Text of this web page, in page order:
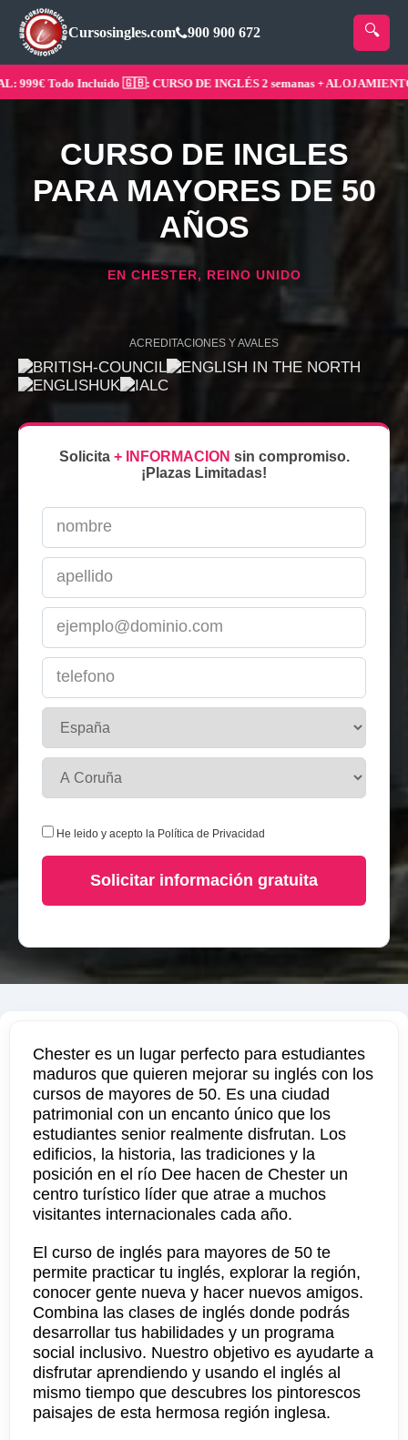
Cursosingles.com 900 900 672
Todo Incluido 🇬🇧: CURSO DE INGLÉS 2 semanas +
CURSO DE INGLES
PARA MAYORES DE 50
AÑOS
EN CHESTER, REINO UNIDO
ACREDITACIONES Y AVALES
Solicita + INFORMACION sin compromiso.
¡Plazas Limitadas!
He leido y acepto la Política de Privacidad
Solicitar información gratuita
Chester es un lugar perfecto para estudiantes
maduros que quieren mejorar su inglés con los
cursos de mayores de 50. Es una ciudad
patrimonial con un encanto único que los
estudiantes senior realmente disfrutan. Los
edificios, la historia, las tradiciones y la
posición en el río Dee hacen de Chester un
centro turístico líder que atrae a muchos
visitantes internacionales cada año.
El curso de inglés para mayores de 50 te
permite practicar tu inglés, explorar la región,
conocer gente nueva y hacer nuevos amigos.
Combina las clases de inglés donde podrás
desarrollar tus habilidades y un programa
social inclusivo. Nuestro objetivo es ayudarte a
disfrutar aprendiendo y usando el inglés al
mismo tiempo que descubres los pintorescos
paisajes de esta hermosa región inglesa.